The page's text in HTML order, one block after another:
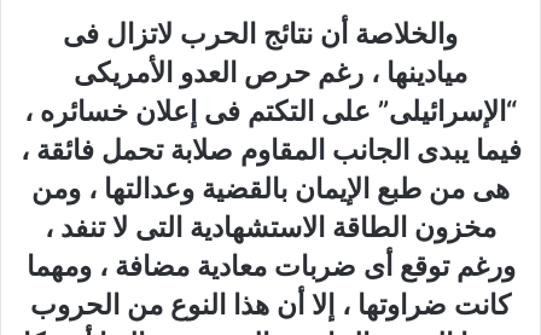
والخلاصة أن نتائج الحرب لاتزال فى
ميادينها ، رغم حرص العدو الأمريكى
“الإسرائيلى” على التكتم فى إعلان خسائره ،
فيما يبدى الجانب المقاوم صلابة تحمل فائقة ،
هى من طبع الإيمان بالقضية وعدالتها ، ومن
مخزون الطاقة الاستشهادية التى لا تنفد ،
ورغم توقع أى ضربات معادية مضافة ، ومهما
كانت ضراوتها ، إلا أن هذا النوع من الحروب